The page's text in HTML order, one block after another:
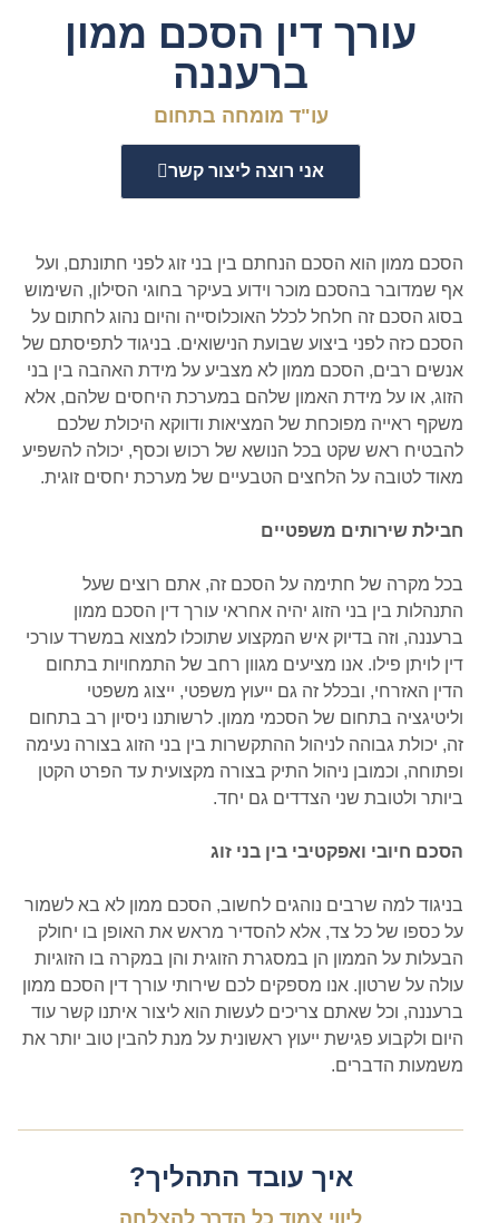
עורך דין הסכם ממון
ברעננה
עו"ד מומחה בתחום
אני רוצה ליצור קשר
הסכם ממון הוא הסכם הנחתם בין בני זוג לפני חתונתם, ועל
אף שמדובר בהסכם מוכר וידוע בעיקר בחוגי הסילון, השימוש
בסוג הסכם זה חלחל לכלל האוכלוסייה והיום נהוג לחתום על
הסכם כזה לפני ביצוע שבועת הנישואים. בניגוד לתפיסתם של
אנשים רבים, הסכם ממון לא מצביע על מידת האהבה בין בני
הזוג, או על מידת האמון שלהם במערכת היחסים שלהם, אלא
משקף ראייה מפוכחת של המציאות ודווקא היכולת שלכם
להבטיח ראש שקט בכל הנושא של רכוש וכסף, יכולה להשפיע
מאוד לטובה על הלחצים הטבעיים של מערכת יחסים זוגית.
חבילת שירותים משפטיים
בכל מקרה של חתימה על הסכם זה, אתם רוצים שעל
התנהלות בין בני הזוג יהיה אחראי עורך דין הסכם ממון
ברעננה, וזה בדיוק איש המקצוע שתוכלו למצוא במשרד עורכי
דין לויתן פילו. אנו מציעים מגוון רחב של התמחויות בתחום
הדין האזרחי, ובכלל זה גם ייעוץ משפטי, ייצוג משפטי
וליטיגציה בתחום של הסכמי ממון. לרשותנו ניסיון רב בתחום
זה, יכולת גבוהה לניהול ההתקשרות בין בני הזוג בצורה נעימה
ופתוחה, וכמובן ניהול התיק בצורה מקצועית עד הפרט הקטן
ביותר ולטובת שני הצדדים גם יחד.
הסכם חיובי ואפקטיבי בין בני זוג
בניגוד למה שרבים נוהגים לחשוב, הסכם ממון לא בא לשמור
על כספו של כל צד, אלא להסדיר מראש את האופן בו יחולק
הבעלות על הממון הן במסגרת הזוגית והן במקרה בו הזוגיות
עולה על שרטון. אנו מספקים לכם שירותי עורך דין הסכם ממון
ברעננה, וכל שאתם צריכים לעשות הוא ליצור איתנו קשר עוד
היום ולקבוע פגישת ייעוץ ראשונית על מנת להבין טוב יותר את
משמעות הדברים.
איך עובד התהליך?
ליווי צמוד כל הדרך להצלחה